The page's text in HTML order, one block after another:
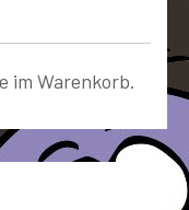
im Warenkorb.